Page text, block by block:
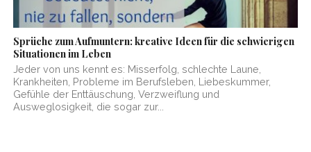
Sprüche zum Aufmuntern: kreative Ideen für die schwierigen
Situationen im Leben
Jeder von uns kennt es: Misserfolg, schlechte Laune,
Krankheiten, Probleme im Berufsleben, Liebeskummer,
Gefühle der Enttäuschung, Verzweiflung und
Ausweglosigkeit, die sogar zur...